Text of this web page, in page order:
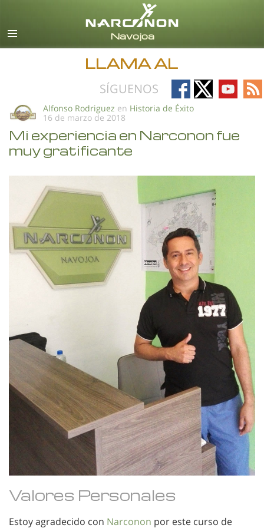
Español
Todas las Regiones/Idiomas
LLAMA AL
SÍGUENOS
Follow
on
Follow
on
Follow
on
on
Alfonso Rodriguez en Historia de Éxito
16 de marzo de 2018
Mi experiencia en Narconon fue
muy gratificante
Valores Personales
Estoy agradecido con Narconon por este curso de